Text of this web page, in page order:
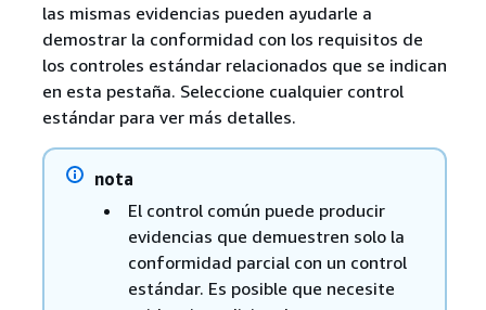
las mismas evidencias pueden ayudarle a
demostrar la conformidad con los requisitos de
los controles estándar relacionados que se indican
en esta pestaña. Seleccione cualquier control
estándar para ver más detalles.
nota
El control común puede producir
evidencias que demuestren solo la
conformidad parcial con un control
estándar. Es posible que necesite